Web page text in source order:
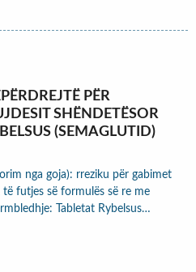
PËR
SHËNDETËSOR
(SEMAGLUTID)
nga goja): rreziku për gabimet
futjes së formulës së re me
Tabletat Rybelsus…